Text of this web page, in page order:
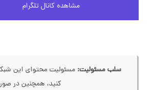
مشاهده کانال تلگرام
سلب مسئولیت: مسئولیت محتوای این
کنید، همچنین در